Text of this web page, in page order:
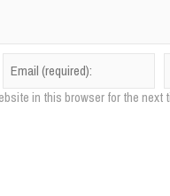
in this browser for the next